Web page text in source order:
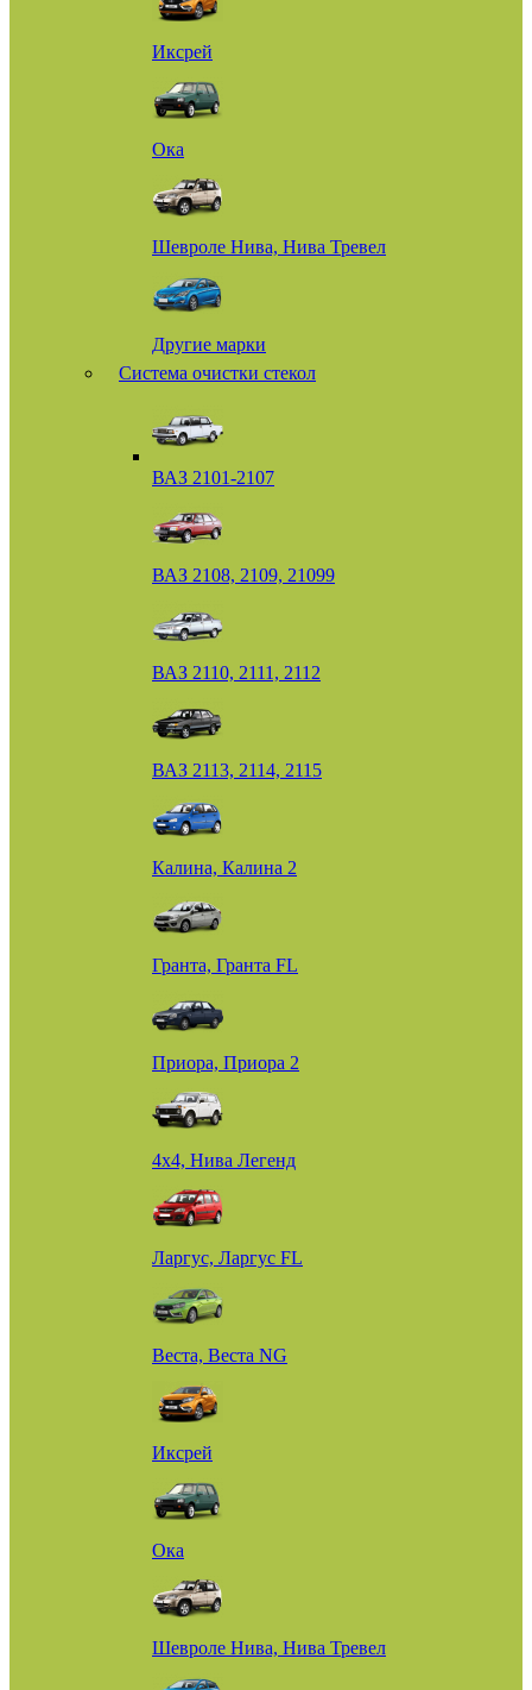
Иксрей
Ока
Шевроле Нива, Нива Тревел
Другие марки
Система очистки стекол
ВАЗ 2101-2107
ВАЗ 2108, 2109, 21099
ВАЗ 2110, 2111, 2112
ВАЗ 2113, 2114, 2115
Калина, Калина 2
Гранта, Гранта FL
Приора, Приора 2
4х4, Нива Легенд
Ларгус, Ларгус FL
Веста, Веста NG
Иксрей
Ока
Шевроле Нива, Нива Тревел